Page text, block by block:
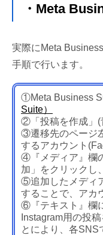
・Meta
実際にMeta
手順で行います。
①Meta Business
Suite）
②「投稿を作成」(
③遷移先のページ
するアカウント
④『メディア』欄
加」をクリックし
⑤追加したメディ
することで、アカ
⑥『テキスト』欄
Instagram用の投
とにより、各SNS